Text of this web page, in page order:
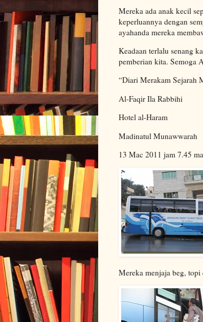
Mereka ada anak kecil
keperluannya dengan
ayahanda mereka
Keadaan terlalu senang
pemberian kita. Semoga
“Diari Merakam Sejarah
Al-Faqir Ila Rabbihi
Hotel al-Haram
Madinatul Munawwarah
13 Mac 2011 jam 7.45
Mereka menjaja beg,